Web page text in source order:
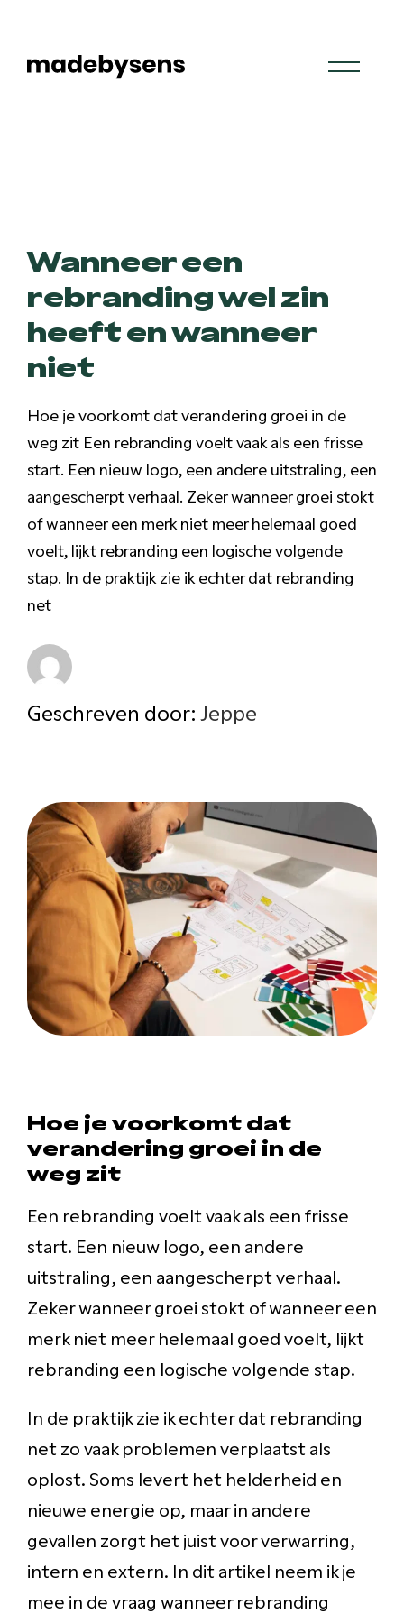
content
Wanneer een
rebranding wel zin
heeft en wanneer
niet
Hoe je voorkomt dat verandering groei in de
weg zit Een rebranding voelt vaak als een frisse
start. Een nieuw logo, een andere uitstraling, een
aangescherpt verhaal. Zeker wanneer groei stokt
of wanneer een merk niet meer helemaal goed
voelt, lijkt rebranding een logische volgende
stap. In de praktijk zie ik echter dat rebranding
net
Geschreven door:Jeppe
Hoe je voorkomt dat
verandering groei in de
weg zit
Een rebranding voelt vaak als een frisse
start. Een nieuw logo, een andere
uitstraling, een aangescherpt verhaal.
Zeker wanneer groei stokt of wanneer een
merk niet meer helemaal goed voelt, lijkt
rebranding een logische volgende stap.
In de praktijk zie ik echter dat rebranding
net zo vaak problemen verplaatst als
oplost. Soms levert het helderheid en
nieuwe energie op, maar in andere
gevallen zorgt het juist voor verwarring,
intern en extern. In dit artikel neem ik je
mee in de vraag wanneer rebranding